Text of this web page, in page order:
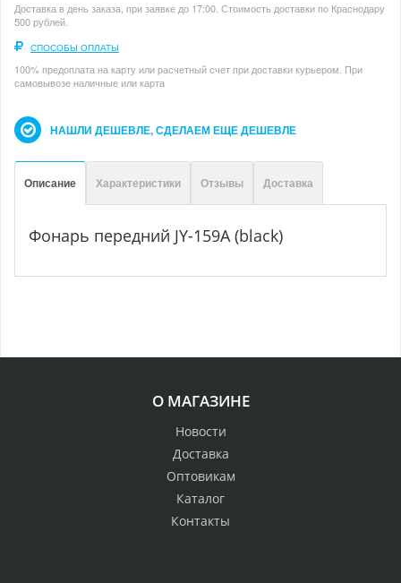
Доставка в день заказа, при заявке до 17:00. Стоимость доставки по Краснодару
500 рублей.
СПОСОБЫ ОПЛАТЫ
100% предоплата на карту или расчетный счет при доставки курьером. При
самовывозе наличные или карта
НАШЛИ ДЕШЕВЛЕ, СДЕЛАЕМ ЕЩЕ ДЕШЕВЛЕ
Описание Характеристики Отзывы Доставка
Фонарь передний JY-159A (black)
О МАГАЗИНЕ
Новости
Доставка
Оптовикам
Каталог
Контакты